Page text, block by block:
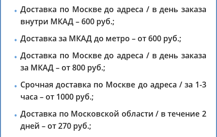
Доставка по Москве до адреса / в день заказа
внутри МКАД – 600 руб.;
Доставка за МКАД до метро – от 600 руб.;
Доставка по Москве до адреса / в день заказа
за МКАД – от 800 руб.;
Срочная доставка по Москве до адреса / за 1-3
часа – от 1000 руб.;
Доставка по Московской области / в течение 2
дней – от 270 руб.;